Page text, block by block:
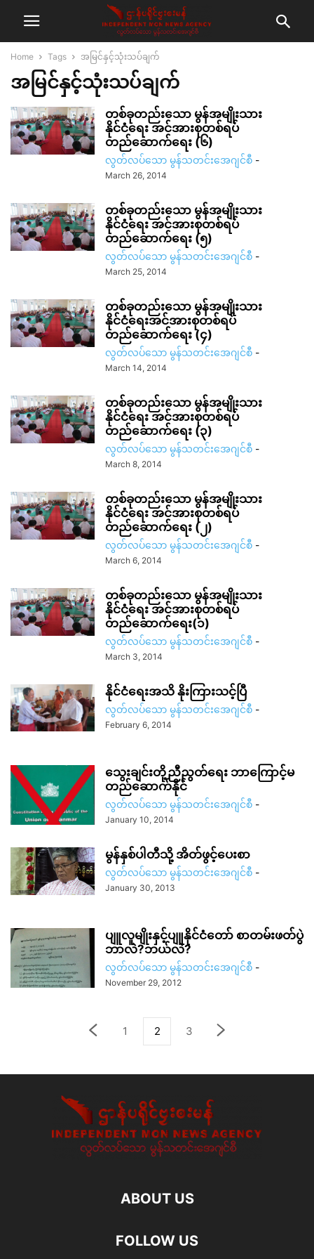
Home Tags အမြင်နှင့်သုံးသပ်ချက်
အမြင်နှင့်သုံးသပ်ချက်
တစ်ခုတည်းသော မွန်အမျိုးသား
နိုင်ငံရေး အင်အားစုတစ်ရပ်
တည်ဆောက်ရေး (၆)
လွတ်လပ်သော မွန်သတင်းအေဂျင်စီ -
March 26, 2014
တစ်ခုတည်းသော မွန်အမျိုးသား
နိုင်ငံရေး အင်အားစုတစ်ရပ်
တည်ဆောက်ရေး (၅)
လွတ်လပ်သော မွန်သတင်းအေဂျင်စီ -
March 25, 2014
တစ်ခုတည်းသော မွန်အမျိုးသား
နိုင်ငံရေးအင်အားစုတစ်ရပ်
တည်ဆောက်ရေး (၄)
လွတ်လပ်သော မွန်သတင်းအေဂျင်စီ -
March 14, 2014
တစ်ခုတည်းသော မွန်အမျိုးသား
နိုင်ငံရေး အင်အားစုတစ်ရပ်
တည်ဆောက်ရေး (၃)
လွတ်လပ်သော မွန်သတင်းအေဂျင်စီ -
March 8, 2014
တစ်ခုတည်းသော မွန်အမျိုးသား
နိုင်ငံရေး အင်အားစုတစ်ရပ်
တည်ဆောက်ရေး (၂)
လွတ်လပ်သော မွန်သတင်းအေဂျင်စီ -
March 6, 2014
တစ်ခုတည်းသော မွန်အမျိုးသား
နိုင်ငံရေး အင်အားစုတစ်ရပ်
တည်ဆောက်ရေး(၁)
လွတ်လပ်သော မွန်သတင်းအေဂျင်စီ -
March 3, 2014
နိုင်ငံရေးအသိ နိုးကြားသင့်ပြီ
လွတ်လပ်သော မွန်သတင်းအေဂျင်စီ -
February 6, 2014
သွေးချင်းတို့ညီညွတ်ရေး ဘာကြောင့်မ
တည်ဆောက်နိုင်
လွတ်လပ်သော မွန်သတင်းအေဂျင်စီ -
January 10, 2014
မွန်နှစ်ပါတီသို့ အိတ်ဖွင့်ပေးစာ
လွတ်လပ်သော မွန်သတင်းအေဂျင်စီ -
January 30, 2013
ပျူလူမျိုးနှင့်ပျူနိုင်ငံတော် စာတမ်းဖတ်ပွဲ
ဘာလဲ?ဘယ်လဲ?
လွတ်လပ်သော မွန်သတင်းအေဂျင်စီ -
November 29, 2012
1 2 3
ABOUT US
FOLLOW US